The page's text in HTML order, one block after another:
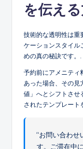
を伝え
技術的な透明性は重
ケーションスタイル
めの真の秘訣です。.
予約前にアメニティ
あった場合、その見
値」へとシフトさせ
されたテンプレート
“お問い合わせ
す。ご滞在中